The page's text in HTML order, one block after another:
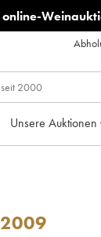
online-
Unsere Auktionen
2009